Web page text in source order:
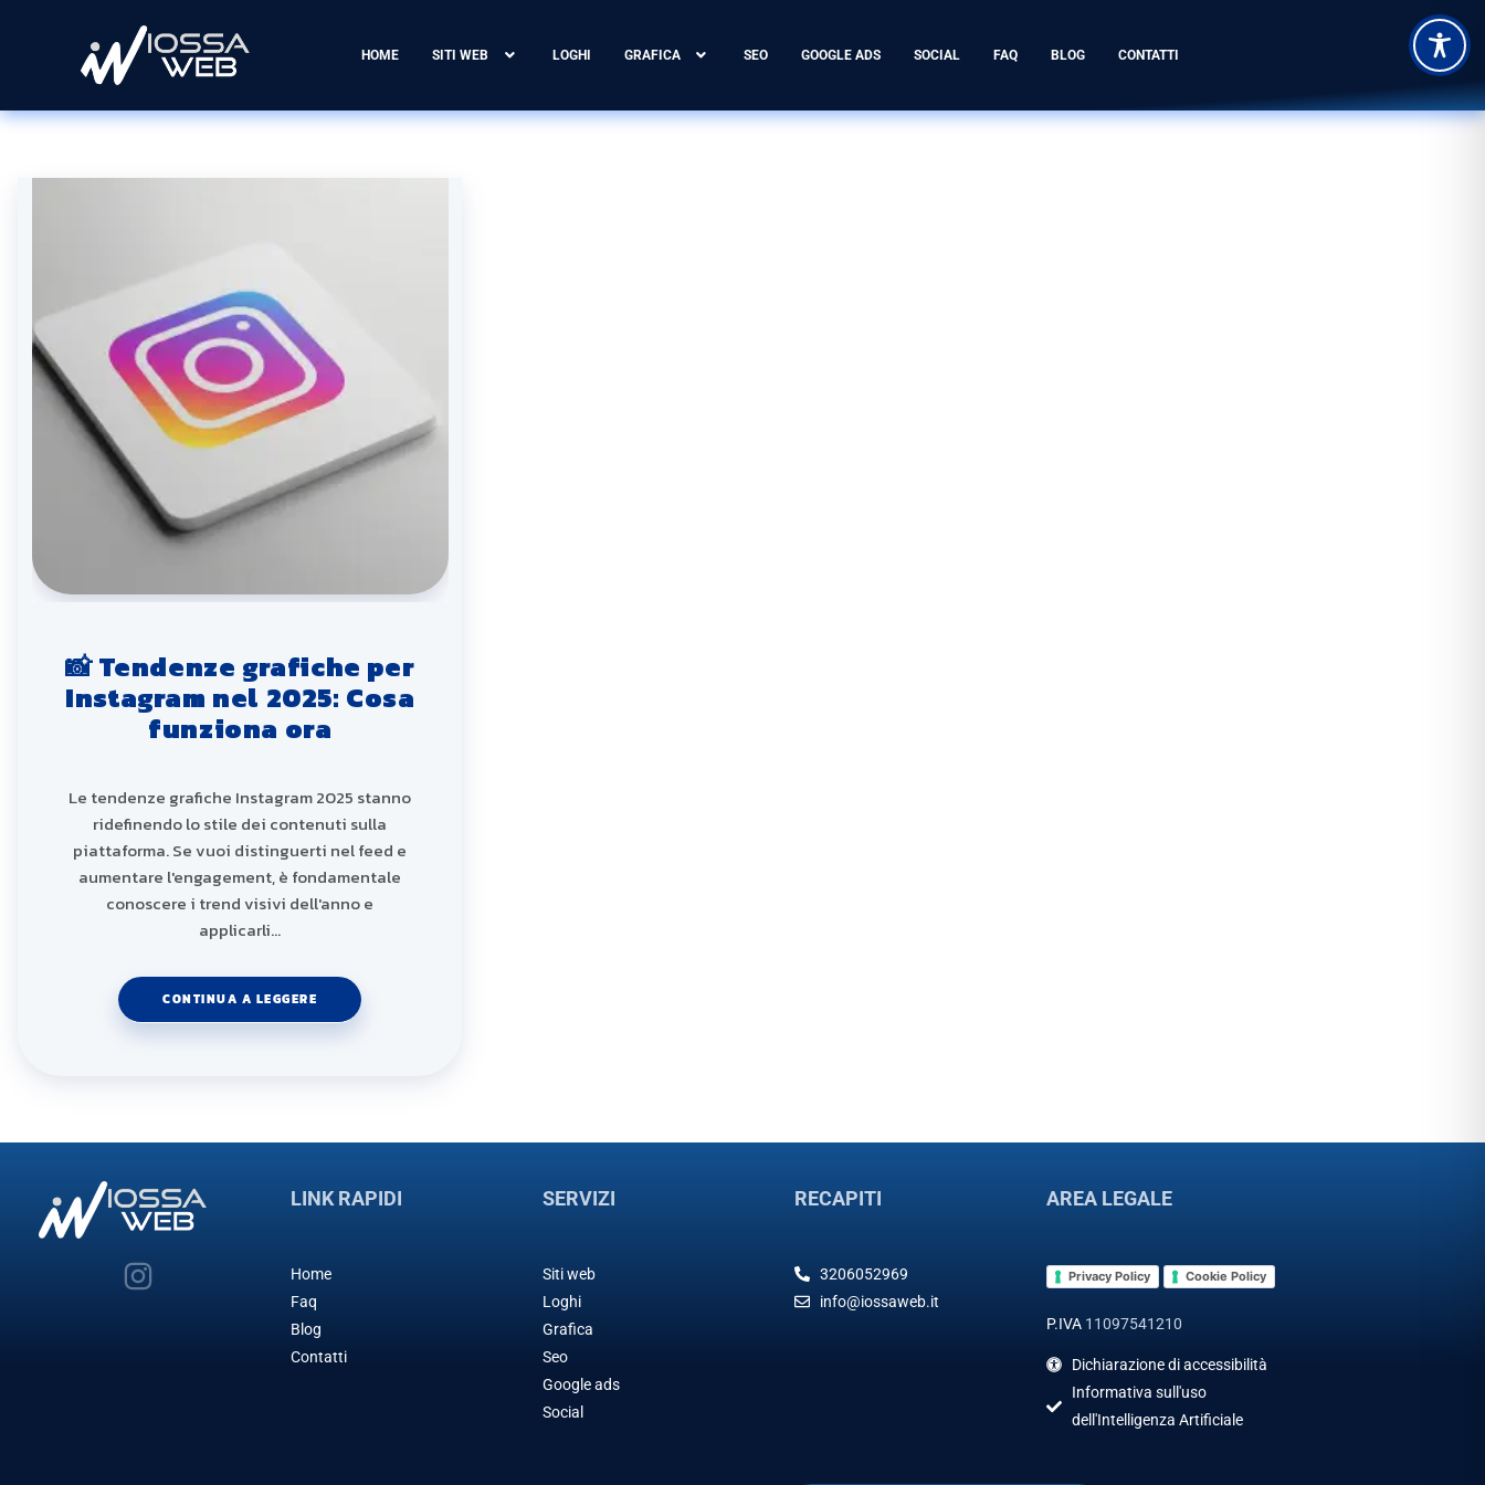
HOME SITI WEB LOGHI GRAFICA SEO GOOGLE ADS SOCIAL FAQ BLOG CONTATTI
📸 Tendenze grafiche per
Instagram nel 2025: Cosa
funziona ora
Le tendenze grafiche Instagram 2025 stanno
ridefinendo lo stile dei contenuti sulla
piattaforma. Se vuoi distinguerti nel feed e
aumentare l'engagement, è fondamentale
conoscere i trend visivi dell'anno e
applicarli…
CONTINUA A LEGGERE
LINK RAPIDI
Home
Faq
Blog
Contatti
SERVIZI
Siti web
Loghi
Grafica
Seo
Google ads
Social
RECAPITI
3206052969
info@iossaweb.it
AREA LEGALE
Privacy Policy Cookie Policy
P.IVA 11097541210
Dichiarazione di accessibilità
Informativa sull'uso
dell'Intelligenza Artificiale